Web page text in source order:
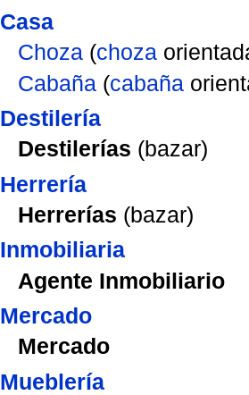
Casa
Choza(choza
Cabaña(cabaña
Destilería
Destilerías (bazar)
Herrería
Herrerías (bazar)
Inmobiliaria
Agente Inmobiliario
Mercado
Mercado
Mueblería